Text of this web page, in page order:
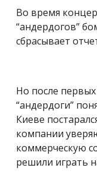
Во время
“андердогов”
сбрасывает
Но после
“андердоги”
Киеве
компании
коммерческую
решили играть